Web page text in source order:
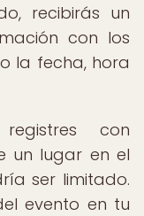
recibirás un
con los
la fecha, hora
con
un lugar en el
ser limitado.
evento en tu